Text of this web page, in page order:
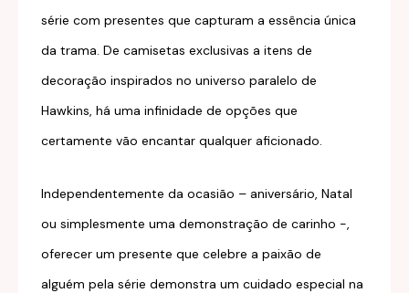
série com presentes que capturam a essência única
da trama. De camisetas exclusivas a itens de
decoração inspirados no universo paralelo de
Hawkins, há uma infinidade de opções que
certamente vão encantar qualquer aficionado.
Independentemente da ocasião – aniversário, Natal
ou simplesmente uma demonstração de carinho -,
oferecer um presente que celebre a paixão de
alguém pela série demonstra um cuidado especial na